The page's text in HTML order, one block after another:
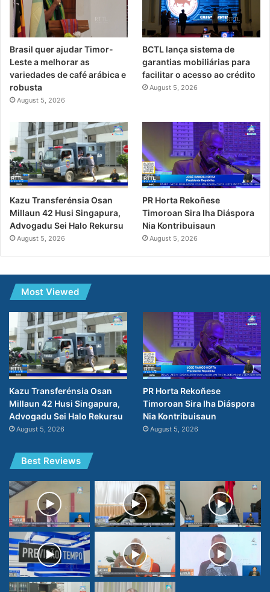
Brasil quer ajudar Timor-
Leste a melhorar as
variedades de café arábica e
robusta
August 5, 2026
BCTL lança sistema de
garantias mobiliárias para
facilitar o acesso ao crédito
August 5, 2026
Kazu Transferénsia Osan
Millaun 42 Husi Singapura,
Advogadu Sei Halo Rekursu
August 5, 2026
PR Horta Rekoñese
Timoroan Sira Iha Diáspora
Nia Kontribuisaun
August 5, 2026
Most Viewed
Kazu Transferénsia Osan
Millaun 42 Husi Singapura,
Advogadu Sei Halo Rekursu
August 5, 2026
PR Horta Rekoñese
Timoroan Sira Iha Diáspora
Nia Kontribuisaun
August 5, 2026
Best Reviews